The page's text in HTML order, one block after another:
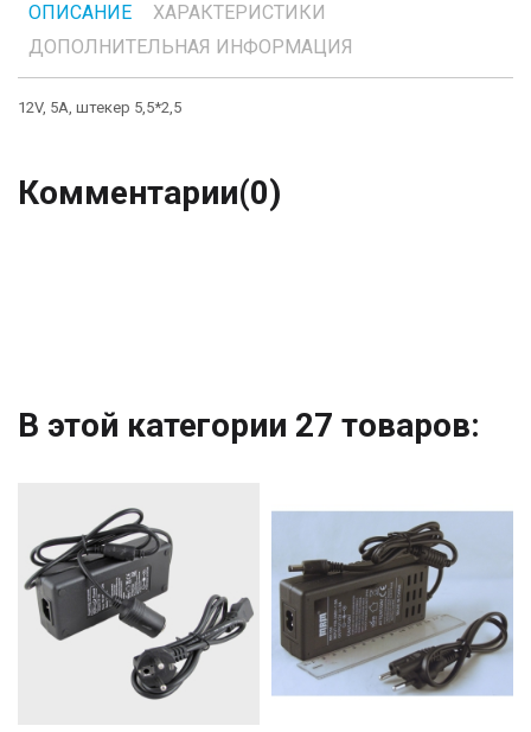
ОПИСАНИЕ
ХАРАКТЕРИСТИКИ
ДОПОЛНИТЕЛЬНАЯ ИНФОРМАЦИЯ
12V, 5A, штекер 5,5*2,5
Комментарии(0)
В этой категории 27 товаров: